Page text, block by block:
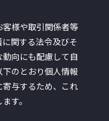
様や取引関係者等
関する法令及びそ
向にも配慮して自
のとおり個人情報
与するため、これ
す。